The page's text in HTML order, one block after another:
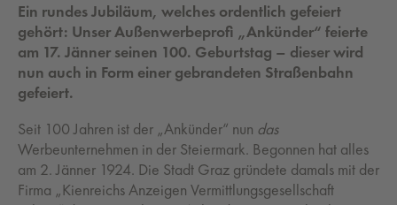
Ein rundes Jubiläum, welches ordentlich gefeiert
gehört: Unser Außenwerbeprofi „Ankünder“ feierte
am 17. Jänner seinen 100. Geburtstag – dieser wird
nun auch in Form einer gebrandeten Straßenbahn
gefeiert.
Seit 100 Jahren ist der „Ankünder“ nun das
Werbeunternehmen in der Steiermark. Begonnen hat alles
am 2. Jänner 1924. Die Stadt Graz gründete damals mit der
Firma „Kienreichs Anzeigen Vermittlungsgesellschaft